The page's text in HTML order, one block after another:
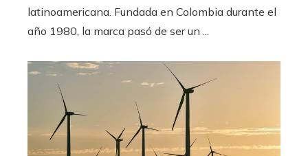
latinoamericana. Fundada en Colombia durante el
año 1980, la marca pasó de ser un ...